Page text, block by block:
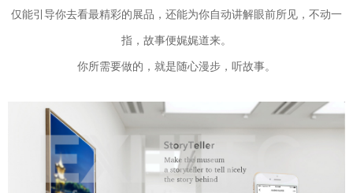
仅能引导你去看最精彩的展品，还能为你自动讲解眼前所见，不动一
指，故事便娓娓道来。
你所需要做的，就是随心漫步，听故事。